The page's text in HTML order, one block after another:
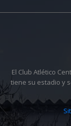
El Club Atlético
tiene su estadio y